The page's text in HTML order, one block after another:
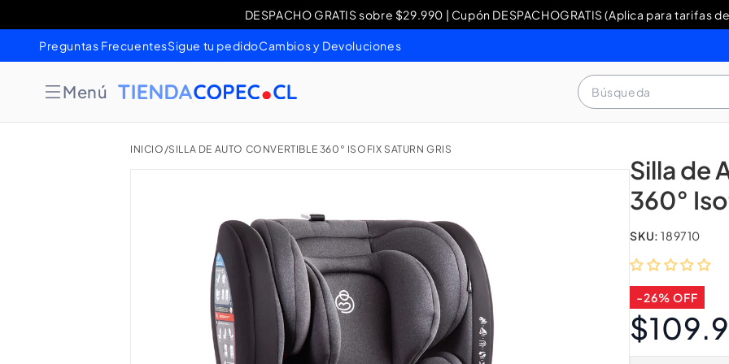
al contenido
DESPACHO GRATIS sobre $29.990 | Cupón DESPACHOGRATIS (Aplica para tarifas
Cambios y Devoluciones: contacto WhatsApp + 56 9 3460 4429 o al
Preguntas FrecuentesSigue tu pedidoCambios y Devoluciones
Menú Búsqueda
INICIO/SILLA DE AUTO CONVERTIBLE 360° ISOFIX SATURN GRIS
Silla de
360°
SKU: 189710
-26% OFF